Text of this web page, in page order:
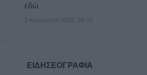
εδώ
2 Αυγούστου 2026, 08:54
ΕΙΔΗΣΕΟΓΡΑΦΙΑ